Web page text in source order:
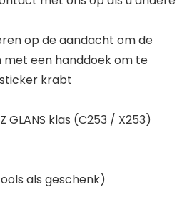
op de aandacht om de
een handdoek om te
krabt
GLANS klas (C253 / X253)
als geschenk)